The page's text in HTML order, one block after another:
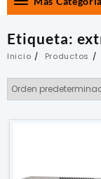
Etiqueta:
Inicio Productos